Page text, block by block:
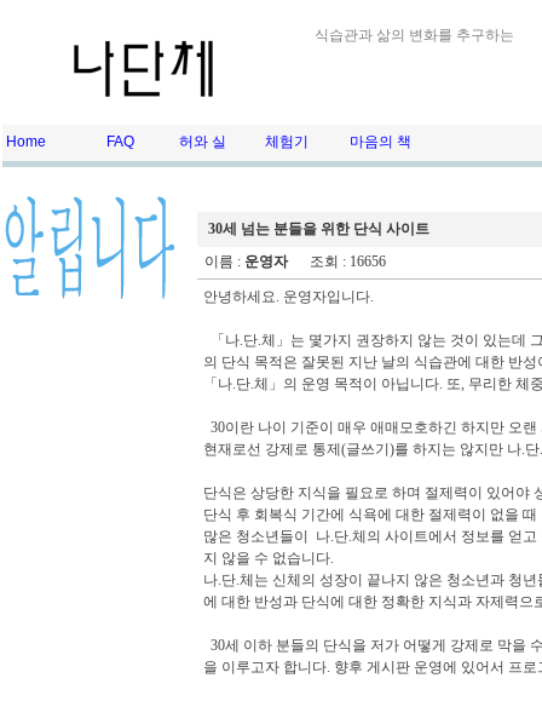
식습관과 삶의 변화를 추구하는
Home FAQ 허와 실 체험기 마음의 책
30세 넘는 분들을 위한 단식 사이트
이름 : 운영자조회 : 16656
안녕하세요. 운영자입니다.
「나.단.체」는 몇가지 권장하지 않는 것이 있는데
의 단식 목적은 잘못된 지난 날의 식습관에 대한 반
「나.단.체」의 운영 목적이 아닙니다. 또, 무리한
30이란 나이 기준이 매우 애매모호하긴 하지만 오
현재로선 강제로 통제(글쓰기)를 하지는 않지만 나.
단식은 상당한 지식을 필요로 하며 절제력이 있어야
단식 후 회복식 기간에 식욕에 대한 절제력이 없을
많은 청소년들이 나.단.체의 사이트에서 정보를 얻
지 않을 수 없습니다.
나.단.체는 신체의 성장이 끝나지 않은 청소년과 청
에 대한 반성과 단식에 대한 정확한 지식과 자제력
30세 이하 분들의 단식을 저가 어떻게 강제로 막을
을 이루고자 합니다. 향후 게시판 운영에 있어서 프